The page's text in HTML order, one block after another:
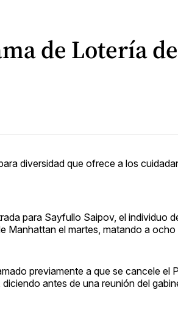
de Lotería
diversidad que ofrece a los
para Sayfullo Saipov, el individuo
Manhattan el martes, matando a ocho
previamente a que se cancele el
antes de una reunión del